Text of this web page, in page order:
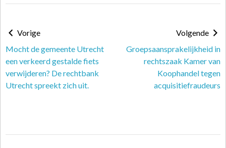
Vorige
Mocht de gemeente Utrecht
een verkeerd gestalde fiets
verwijderen? De rechtbank
Utrecht spreekt zich uit.
Volgende
Groepsaansprakelijkheid in
rechtszaak Kamer van
Koophandel tegen
acquisitiefraudeurs